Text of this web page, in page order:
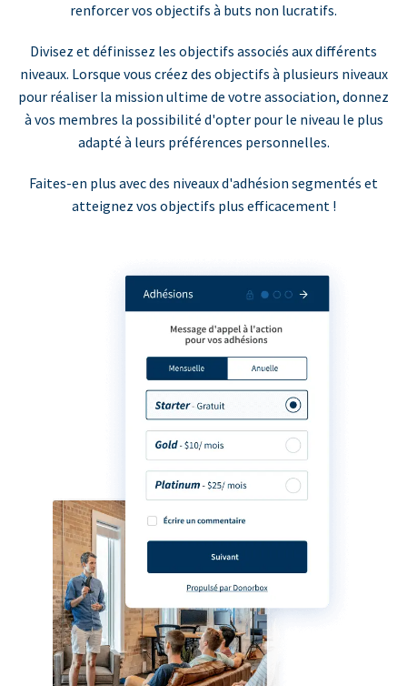
renforcer vos objectifs à buts non lucratifs.
Divisez et définissez les objectifs associés aux différents
niveaux. Lorsque vous créez des objectifs à plusieurs niveaux
pour réaliser la mission ultime de votre association, donnez
à vos membres la possibilité d'opter pour le niveau le plus
adapté à leurs préférences personnelles.
Faites-en plus avec des niveaux d'adhésion segmentés et
atteignez vos objectifs plus efficacement !